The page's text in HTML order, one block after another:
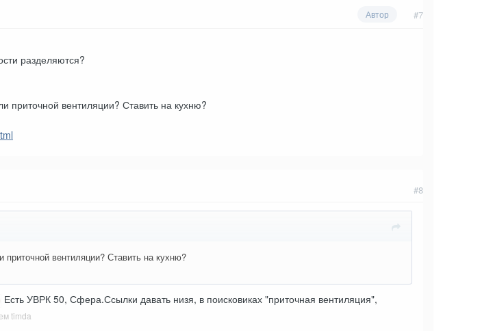
Автор #7
разделяются?
приточной вентиляции? Ставить на кухню?
#8
вентиляции? Ставить на кухню?
Есть УВРК 50, Сфера.Ссылки давать низя, в поисковиках "приточная вентиляция",
timda